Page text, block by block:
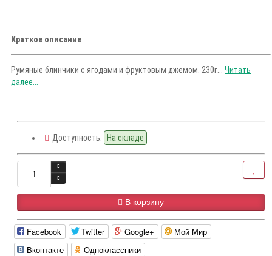
Краткое описание
Румяные блинчики с ягодами и фруктовым джемом. 230г... Читать
далее...
Доступность: На складе
В корзину
Facebook Twitter Google+
Мой Мир
Вконтакте
Одноклассники